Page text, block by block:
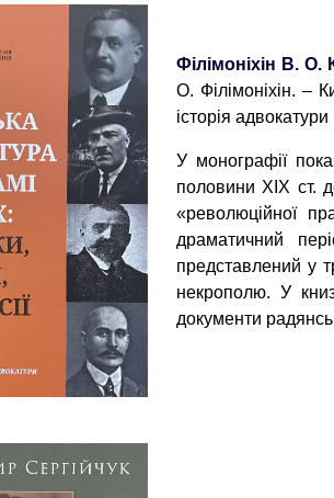
Філімоніхін В. О.
О. Філімоніхін. –
історія адвокатури
У монографії
половини ХІХ ст.
«революційної
драматичний
представлений у
некрополю. У
документи